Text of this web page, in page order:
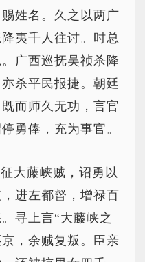
姓名。久之以两广
夷千人往讨。时总
广西巡抚吴祯杀降
杀平民报捷。朝廷
而师久无功，言官
勇俸，充为事官。
大藤峡贼，诏勇以
进左都督，增禄百
寻上言“大藤峡之
，余贼复叛。臣亲